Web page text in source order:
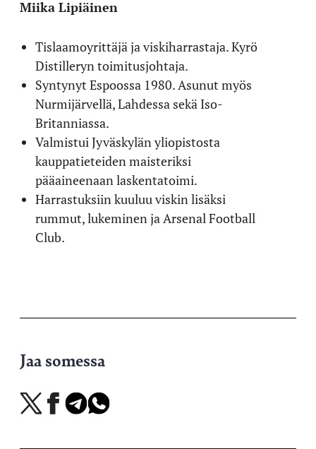
Miika Lipiäinen
Tislaamoyrittäjä ja viskiharrastaja. Kyrö
Distilleryn toimitusjohtaja.
Syntynyt Espoossa 1980. Asunut myös
Nurmijärvellä, Lahdessa sekä Iso-
Britanniassa.
Valmistui Jyväskylän yliopistosta
kauppatieteiden maisteriksi
pääaineenaan laskentatoimi.
Harrastuksiin kuuluu viskin lisäksi
rummut, lukeminen ja Arsenal Football
Club.
Jaa somessa
Jaa
X-
Jaa
Facebookissa
Jaa
Telegramissa
Jaa
WhatsAppissa